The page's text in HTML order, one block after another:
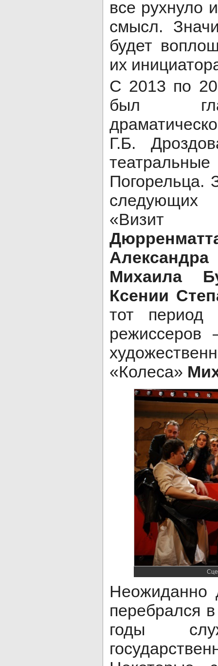
все рухнуло
смысл.
будет
их
С 2013 по
был
Г.Б.
Погорельца.
следующих
Михаила
Ксении
тот
режиссеров
«Колеса»
Неожиданно
перебрался
годы